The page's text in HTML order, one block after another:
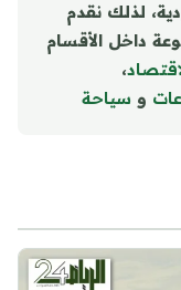
لذلك نقدم
داخل الأقسام
،
ات و سياحة